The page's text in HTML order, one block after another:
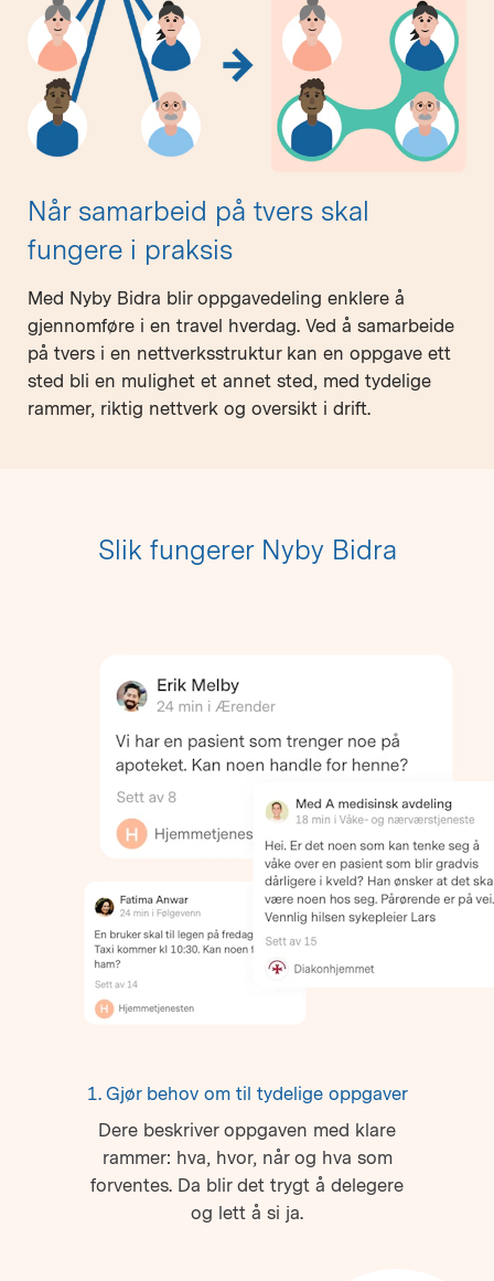
Når samarbeid på tvers skal
fungere i praksis
Med Nyby Bidra blir oppgavedeling enklere å
gjennomføre i en travel hverdag. Ved å samarbeide
på tvers i en nettverksstruktur kan en oppgave ett
sted bli en mulighet et annet sted, med tydelige
rammer, riktig nettverk og oversikt i drift.
Slik fungerer Nyby Bidra
1. Gjør behov om til tydelige oppgaver
Dere beskriver oppgaven med klare
rammer: hva, hvor, når og hva som
forventes. Da blir det trygt å delegere
og lett å si ja.